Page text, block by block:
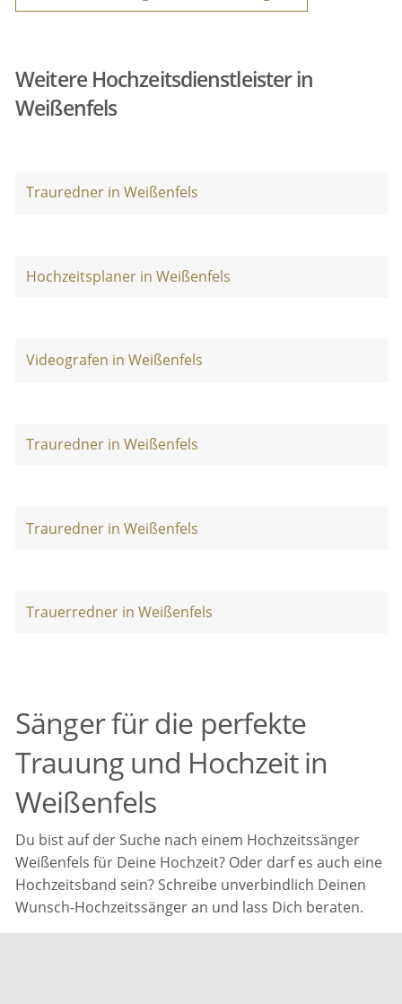
Weitere Hochzeitsdienstleister in
Weißenfels
Trauredner in Weißenfels
Hochzeitsplaner in Weißenfels
Videografen in Weißenfels
Trauredner in Weißenfels
Trauredner in Weißenfels
Trauerredner in Weißenfels
Sänger für die perfekte
Trauung und Hochzeit in
Weißenfels
Du bist auf der Suche nach einem Hochzeitssänger
Weißenfels für Deine Hochzeit? Oder darf es auch eine
Hochzeitsband sein? Schreibe unverbindlich Deinen
Wunsch-Hochzeitssänger an und lass Dich beraten.